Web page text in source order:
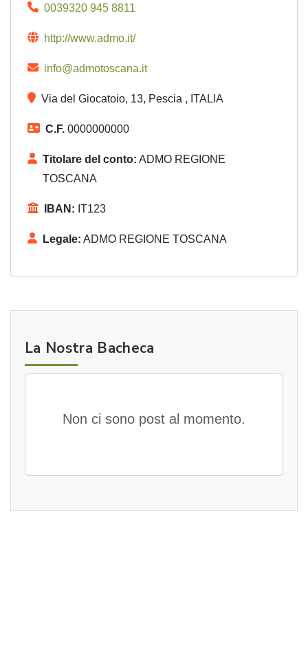
0039320 945 8811
http://www.admo.it/
info@admotoscana.it
Via del Giocatoio, 13, Pescia , ITALIA
C.F. 0000000000
Titolare del conto: ADMO REGIONE
TOSCANA
IBAN: IT123
Legale: ADMO REGIONE TOSCANA
La Nostra Bacheca
Non ci sono post al momento.